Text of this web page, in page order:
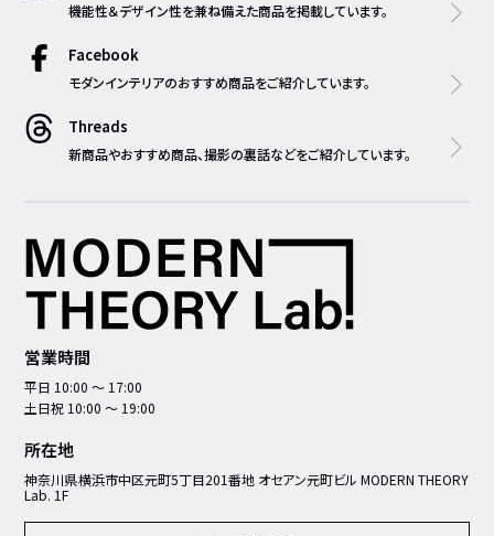
機能性＆デザイン性を兼ね備えた商品を掲載しています。
Facebook
モダンインテリアのおすすめ商品をご紹介しています。
Threads
新商品やおすすめ商品、撮影の裏話などをご紹介しています。
営業時間
平日 10:00 ～ 17:00
土日祝 10:00 ～ 19:00
所在地
神奈川県横浜市中区元町5丁⽬201番地 オセアン元町ビル MODERN THEORY
Lab. 1F